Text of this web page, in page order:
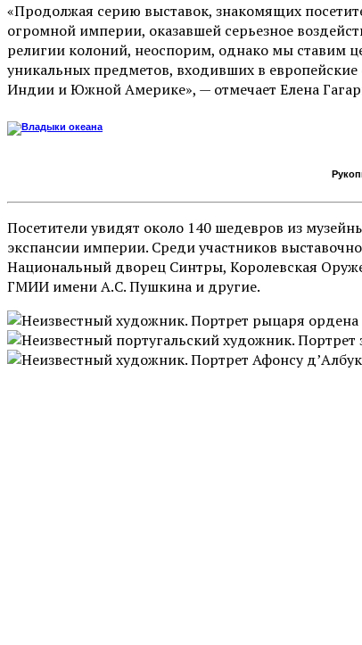
«Продолжая серию выставок, знакомящих
огромной империи, оказавшей серьезное
религии колоний, неоспорим, однако мы ставим
уникальных предметов, входивших в европейские
Индии и Южной Америке», — отмечает Елена
Посетители увидят около 140 шедевров из
экспансии империи. Среди участников
Национальный дворец Синтры, Королевская
ГМИИ имени А.С. Пушкина и другие.